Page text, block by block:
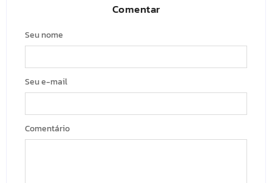
Comentar
Seu nome
Seu e-mail
Comentário